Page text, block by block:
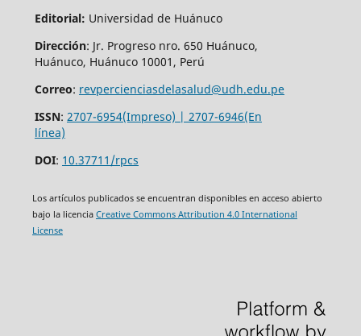
Editorial: Universidad de Huánuco
Dirección: Jr. Progreso nro. 650 Huánuco,
Huánuco, Huánuco 10001, Perú
Correo: revpercienciasdelasalud@udh.edu.pe
ISSN: 2707-6954(Impreso) | 2707-6946(En
línea)
DOI: 10.37711/rpcs
Los artículos publicados se encuentran disponibles en acceso abierto
bajo la licencia Creative Commons Attribution 4.0 International
License